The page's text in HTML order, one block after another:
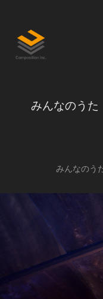
みんなのうた
みんなのう